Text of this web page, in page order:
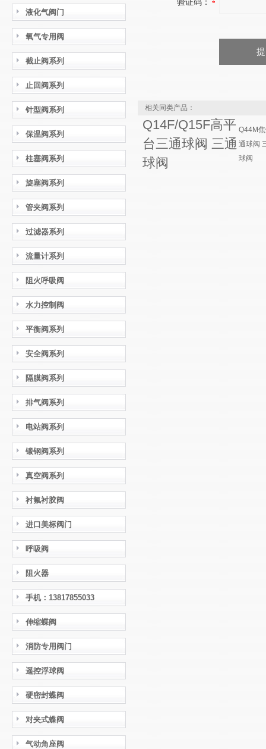
液化气阀门
氧气专用阀
截止阀系列
止回阀系列
针型阀系列
保温阀系列
柱塞阀系列
旋塞阀系列
管夹阀系列
过滤器系列
流量计系列
阻火呼吸阀
水力控制阀
平衡阀系列
安全阀系列
隔膜阀系列
排气阀系列
电站阀系列
锻钢阀系列
真空阀系列
衬氟衬胶阀
进口美标阀门
呼吸阀
阻火器
手机：13817855033
伸缩蝶阀
消防专用阀门
遥控浮球阀
硬密封蝶阀
对夹式蝶阀
气动角座阀
相关同类产品：
Q14F/Q15F高平
台三通球阀 三通
球阀
Q44M
通球阀
球阀